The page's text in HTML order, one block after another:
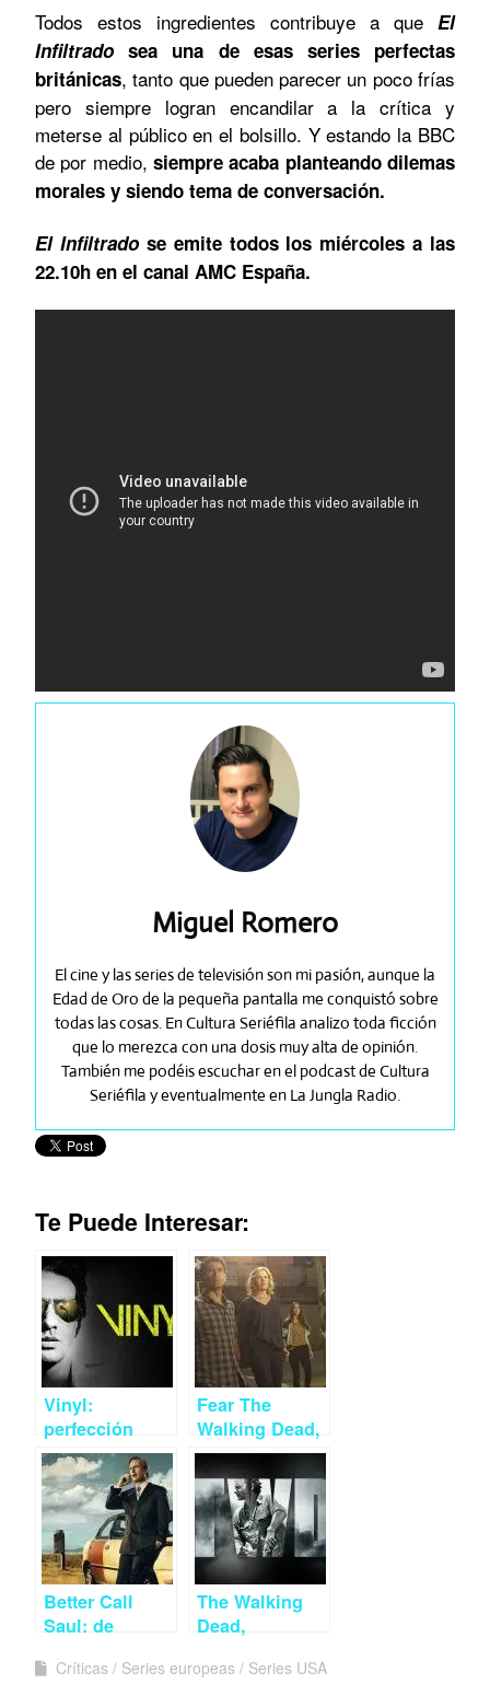
Todos estos ingredientes contribuye a que El
Infiltrado sea una de esas series perfectas
británicas, tanto que pueden parecer un poco frías
pero siempre logran encandilar a la crítica y
meterse al público en el bolsillo. Y estando la BBC
de por medio, siempre acaba planteando dilemas
morales y siendo tema de conversación.
El Infiltradose emite todos los miércoles a las
22.10h en el canal AMC España.
Miguel Romero
El cine y las series de televisión son mi pasión, aunque la
Edad de Oro de la pequeña pantalla me conquistó sobre
todas las cosas. En Cultura Seriéfila analizo toda ficción
que lo merezca con una dosis muy alta de opinión.
También me podéis escuchar en el podcast de Cultura
Seriéfila y eventualmente en La Jungla Radio.
Te Puede Interesar:
Vinyl:
perfección
audiovisual
para el
testimonio de
Scorsese y
Jagger
Fear The
Walking Dead,
Apocalípsis a
fuego lento
Better Call
Saul: de
desierto
The Walking
Dead,
agotamiento?
Críticas Series europeas Series USA